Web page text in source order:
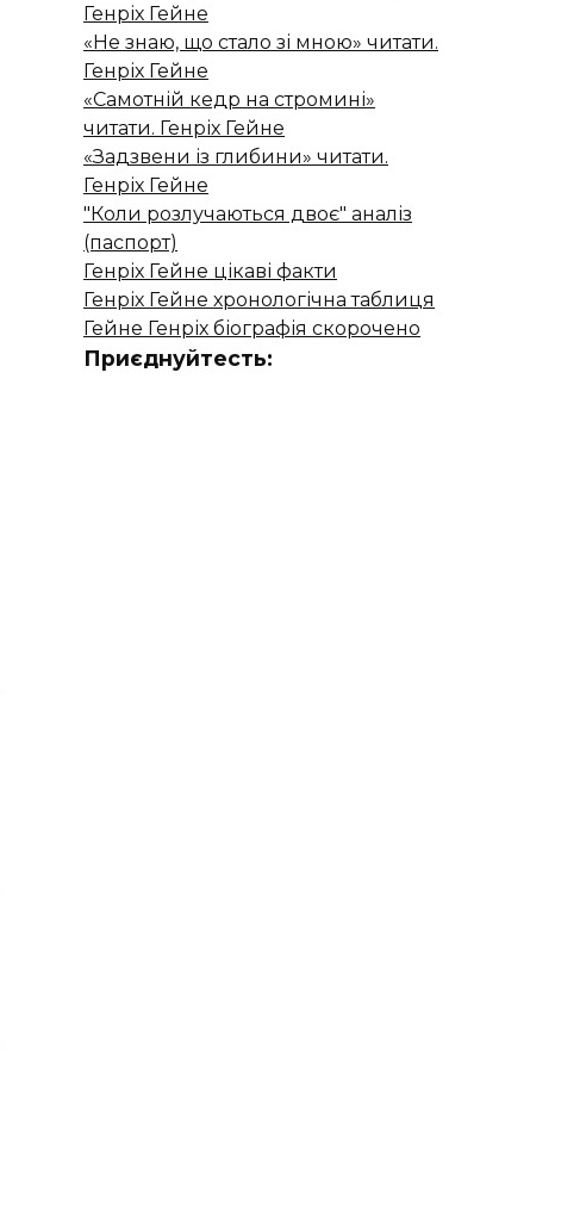
Генріх Гейне
«Не знаю, що стало зі мною» читати.
Генріх Гейне
«Самотній кедр на стромині»
читати. Генріх Гейне
«Задзвени із глибини» читати.
Генріх Гейне
"Коли розлучаються двоє" аналіз
(паспорт)
Генріх Гейне цікаві факти
Генріх Гейне хронологічна таблиця
Гейне Генріх біографія скорочено
Приєднуйтесть: